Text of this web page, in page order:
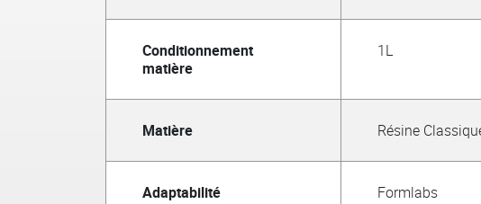
Conditionnement
matière
1L
Matière Résine
Adaptabilité Formlabs